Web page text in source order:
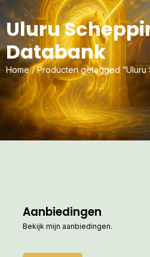
Uluru
Databank
Home/ Producten getagged “Uluru
Aanbiedingen
Bekijk mijn aanbiedingen.